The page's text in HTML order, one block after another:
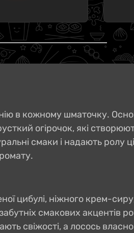
в кожному шматочку.
огірочок, які
смаки і надають ролу
цибулі, ніжного крем-
смакових акцентів
свіжості, а лосось